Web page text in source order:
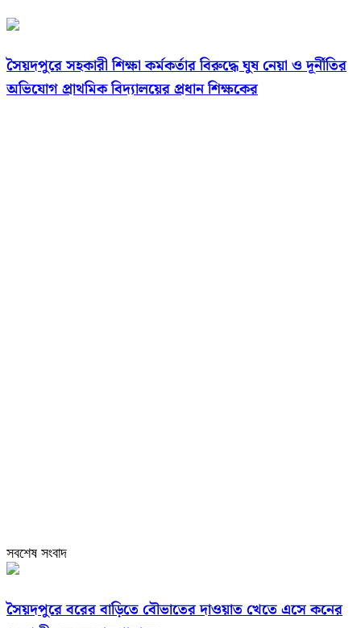
সৈয়দপুরে সহকারী শিক্ষা কর্মকর্তার বিরুদ্ধে ঘুষ নেয়া ও দূর্নীতির
অভিযোগ প্রাথমিক বিদ্যালয়ের প্রধান শিক্ষকের
সবশেষ সংবাদ
সৈয়দপুরে বরের বাড়িতে বৌভাতের দাওয়াত খেতে এসে কনের